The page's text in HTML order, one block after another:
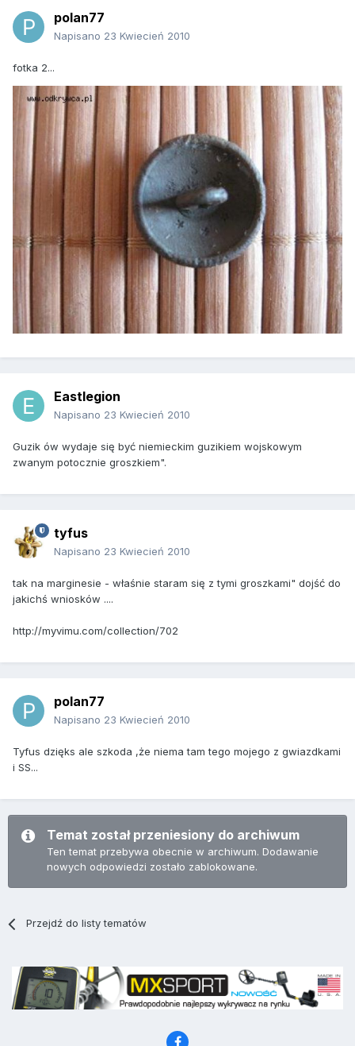
polan77
Napisano 23 Kwiecień 2010
fotka 2...
Eastlegion
Napisano 23 Kwiecień 2010
Guzik ów wydaje się być niemieckim guzikiem wojskowym
zwanym potocznie groszkiem".
tyfus
Napisano 23 Kwiecień 2010
tak na marginesie - właśnie staram się z tymi groszkami" dojść do
jakichś wniosków ....
http://myvimu.com/collection/702
polan77
Napisano 23 Kwiecień 2010
Tyfus dzięks ale szkoda ,że niema tam tego mojego z gwiazdkami
i SS...
Temat został przeniesiony do archiwum
Ten temat przebywa obecnie w archiwum. Dodawanie
nowych odpowiedzi zostało zablokowane.
Przejdź do listy tematów